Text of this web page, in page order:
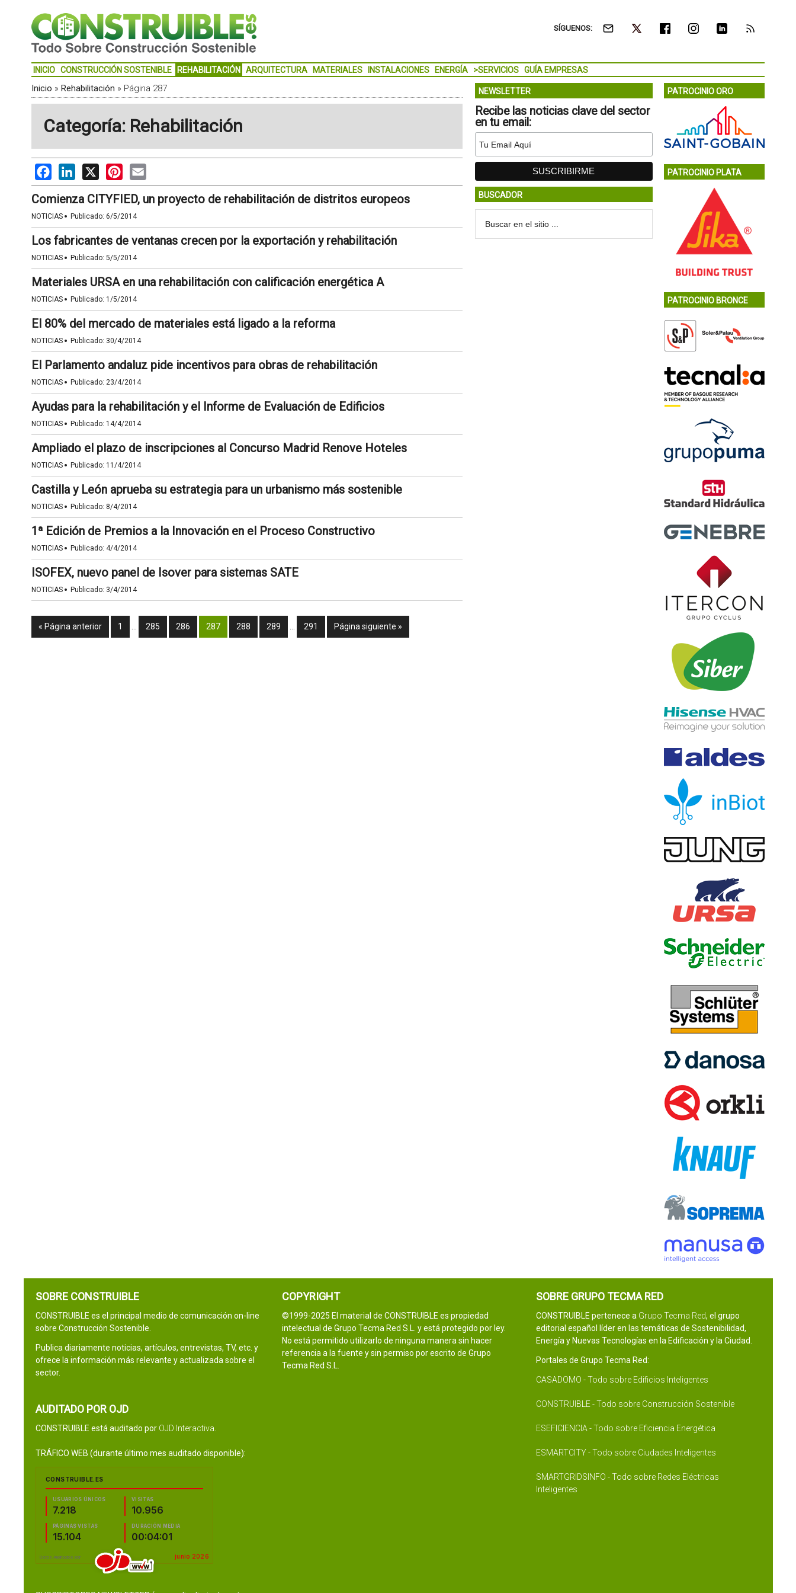
SÍGUENOS:
INICIO CONSTRUCCIÓN SOSTENIBLE REHABILITACIÓN ARQUITECTURA MATERIALES INSTALACIONES ENERGÍA >SERVICIOS GUÍA EMPRESAS
Inicio » Rehabilitación » Página 287
Categoría: Rehabilitación
FacebookLinkedIn
X PinterestEmail
Comienza CITYFIED, un proyecto de rehabilitación de distritos europeos
NOTICIAS · Publicado: 6/5/2014
Los fabricantes de ventanas crecen por la exportación y rehabilitación
NOTICIAS · Publicado: 5/5/2014
Materiales URSA en una rehabilitación con calificación energética A
NOTICIAS · Publicado: 1/5/2014
El 80% del mercado de materiales está ligado a la reforma
NOTICIAS · Publicado: 30/4/2014
El Parlamento andaluz pide incentivos para obras de rehabilitación
NOTICIAS · Publicado: 23/4/2014
Ayudas para la rehabilitación y el Informe de Evaluación de Edificios
NOTICIAS · Publicado: 14/4/2014
Ampliado el plazo de inscripciones al Concurso Madrid Renove Hoteles
NOTICIAS · Publicado: 11/4/2014
Castilla y León aprueba su estrategia para un urbanismo más sostenible
NOTICIAS · Publicado: 8/4/2014
1ª Edición de Premios a la Innovación en el Proceso Constructivo
NOTICIAS · Publicado: 4/4/2014
ISOFEX, nuevo panel de Isover para sistemas SATE
NOTICIAS · Publicado: 3/4/2014
« Página anterior 1 285 286 287 288 289 291 Página siguiente »
NEWSLETTER
Recibe las noticias clave del sector
en tu email:
BUSCADOR
PATROCINIO ORO
PATROCINIO PLATA
PATROCINIO BRONCE
SOBRE CONSTRUIBLE
CONSTRUIBLE es el principal medio de comunicación on-line
sobre Construcción Sostenible.
Publica diariamente noticias, artículos, entrevistas, TV, etc. y
ofrece la información más relevante y actualizada sobre el
sector.
AUDITADO POR OJD
CONSTRUIBLE está auditado por OJD Interactiva
TRÁFICO WEB (durante último mes auditado disponible):
COPYRIGHT
©1999-2025 El material de CONSTRUIBLE es propiedad
intelectual de Grupo Tecma Red S.L. y está protegido por ley.
No está permitido utilizarlo de ninguna manera sin hacer
referencia a la fuente y sin permiso por escrito de Grupo
Tecma Red S.L.
SOBRE GRUPO TECMA RED
CONSTRUIBLE pertenece a Grupo Tecma Red, el grupo
editorial español líder en las temáticas de Sostenibilidad,
Energía y Nuevas Tecnologías en la Edificación y la Ciudad.
Portales de Grupo Tecma Red:
CASADOMO - Todo sobre Edificios Inteligentes
CONSTRUIBLE - Todo sobre Construcción Sostenible
ESEFICIENCIA - Todo sobre Eficiencia Energética
ESMARTCITY - Todo sobre Ciudades Inteligentes
SMARTGRIDSINFO - Todo sobre Redes Eléctricas
Inteligentes